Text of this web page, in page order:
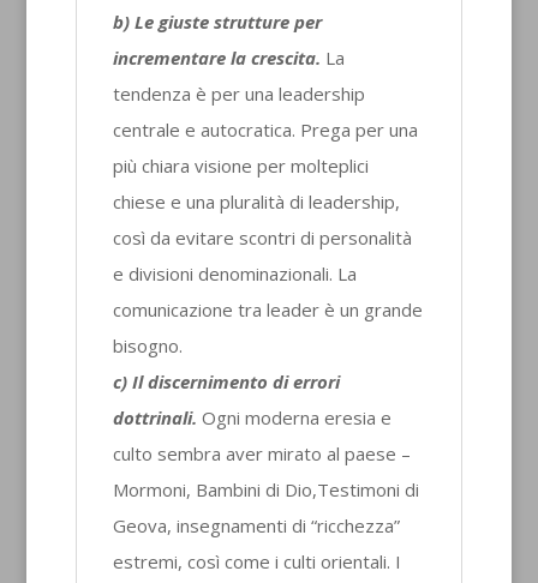
b) Le giuste strutture per
incrementare la crescita. La
tendenza è per una leadership
centrale e autocratica. Prega per una
più chiara visione per molteplici
chiese e una pluralità di leadership,
così da evitare scontri di personalità
e divisioni denominazionali. La
comunicazione tra leader è un grande
bisogno.
c) Il discernimento di errori
dottrinali. Ogni moderna eresia e
culto sembra aver mirato al paese –
Mormoni, Bambini di Dio,Testimoni di
Geova, insegnamenti di “ricchezza”
estremi, così come i culti orientali. I